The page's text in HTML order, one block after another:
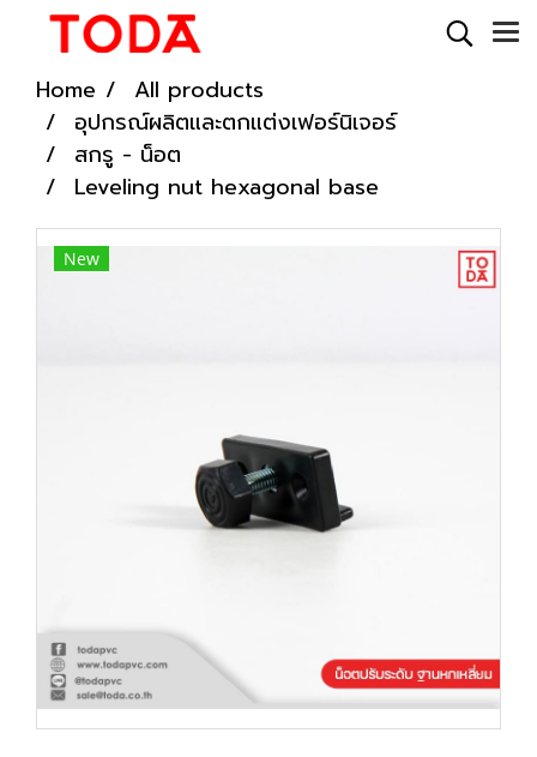
Home
All products
อุปกรณ์ผลิตและตกแต่งเฟอร์นิเจอร์
สกรู - น็อต
Leveling nut hexagonal base
New